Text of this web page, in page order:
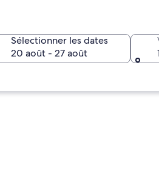
Sélectionner les dates
20 août - 27 août